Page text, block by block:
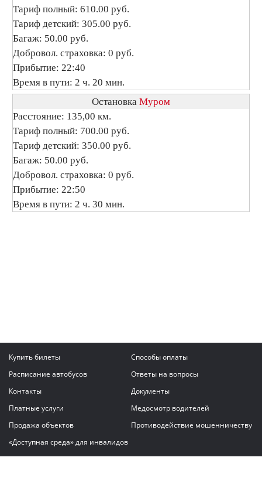
Тариф полный: 610.00 руб.
Тариф детский: 305.00 руб.
Багаж: 50.00 руб.
Добровол. страховка: 0 руб.
Прибытие: 22:40
Время в пути: 2 ч. 20 мин.
Остановка Муром
Расстояние: 135,00 км.
Тариф полный: 700.00 руб.
Тариф детский: 350.00 руб.
Багаж: 50.00 руб.
Добровол. страховка: 0 руб.
Прибытие: 22:50
Время в пути: 2 ч. 30 мин.
Купить билеты
Способы оплаты
Расписание автобусов
Ответы на вопросы
Контакты
Документы
Платные услуги
Медосмотр водителей
Продажа объектов
Противодействие мошенничеству
«Доступная среда» для инвалидов